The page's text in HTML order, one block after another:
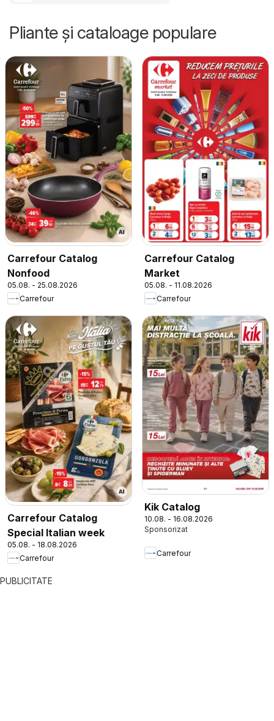
Pliante și cataloage populare
Carrefour Catalog
Nonfood
05.08. - 25.08.2026
Carrefour
Carrefour Catalog
Market
05.08. - 11.08.2026
Carrefour
Carrefour Catalog
Special Italian week
05.08. - 18.08.2026
Carrefour
Kik Catalog
10.08. - 16.08.2026
Carrefour
PUBLICITATE